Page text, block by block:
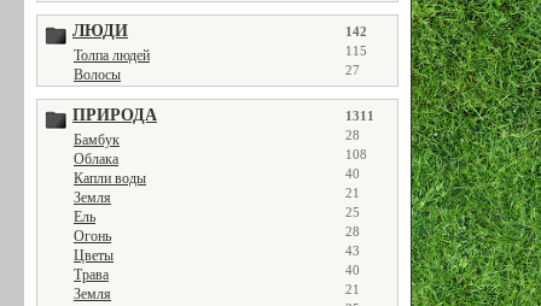
ЛЮДИ 142
Толпа людей 115
Волосы 27
ПРИРОДА 1311
Бамбук 28
Облака 108
Капли воды 40
Земля 21
Ель 25
Огонь 28
Цветы 43
Трава 40
Земля 21